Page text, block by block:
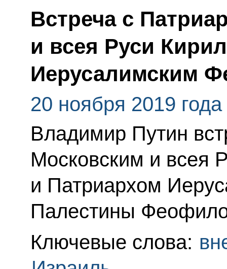
Встреча с
и всея Руси
Иерусалимским
20 ноября 2019 года
Владимир Путин
Московским и всея
и Патриархом
Палестины
Ключевые слова: